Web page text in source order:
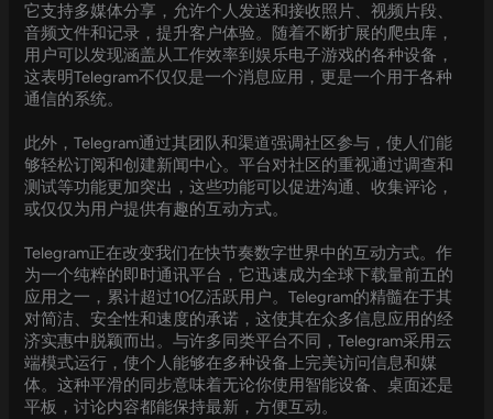
它支持多媒体分享，允许个人发送和接收照片、视频片段、
音频文件和记录，提升客户体验。随着不断扩展的爬虫库，
用户可以发现涵盖从工作效率到娱乐电子游戏的各种设备，
这表明Telegram不仅仅是一个消息应用，更是一个用于各种
通信的系统。
此外，Telegram通过其团队和渠道强调社区参与，使人们能
够轻松订阅和创建新闻中心。平台对社区的重视通过调查和
测试等功能更加突出，这些功能可以促进沟通、收集评论，
或仅仅为用户提供有趣的互动方式。
Telegram正在改变我们在快节奏数字世界中的互动方式。作
为一个纯粹的即时通讯平台，它迅速成为全球下载量前五的
应用之一，累计超过10亿活跃用户。Telegram的精髓在于其
对简洁、安全性和速度的承诺，这使其在众多信息应用的经
济实惠中脱颖而出。与许多同类平台不同，Telegram采用云
端模式运行，使个人能够在多种设备上完美访问信息和媒
体。这种平滑的同步意味着无论你使用智能设备、桌面还是
平板，讨论内容都能保持最新，方便互动。